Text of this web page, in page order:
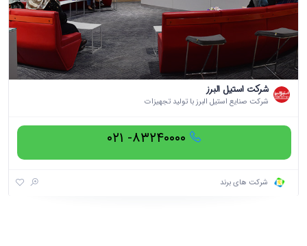
شرکت استیل البرز
شرکت صنایع استیل البرز با تولید تجهیزات
۸۳۲۴۰۰۰۰- ۰۲۱
شرکت های برند